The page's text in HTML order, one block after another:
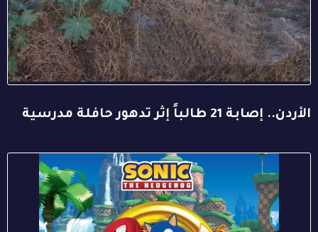
الأردن.. إصابة 21 طالباً إثر تدهور حافلة مدرسية